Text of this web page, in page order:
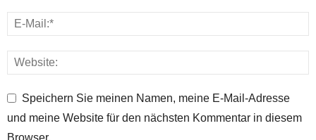
Speichern Sie meinen Namen, meine E-Mail-Adresse
und meine Website für den nächsten Kommentar in diesem
Browser.